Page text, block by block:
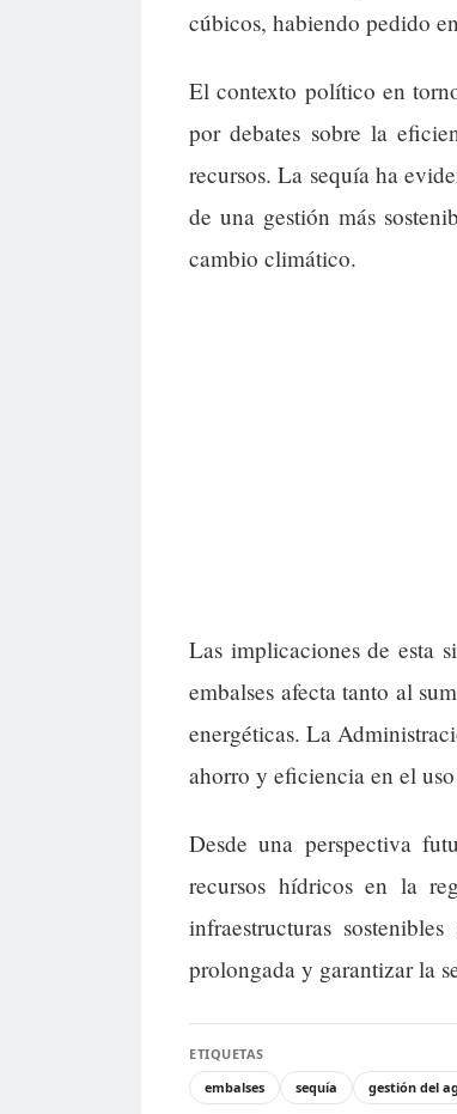
cúbicos, habiendo pedido
El contexto político en
por debates sobre la
recursos. La sequía ha
de una gestión más
cambio climático.
Las implicaciones de esta
embalses afecta tanto al
energéticas. La
ahorro y eficiencia en el
Desde una perspectiva
recursos hídricos en la
infraestructuras
prolongada y garantizar la
ETIQUETAS
embalses
sequía gestión del